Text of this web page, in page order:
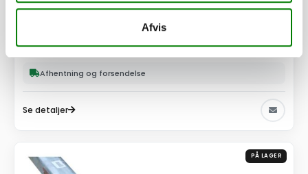
Afvis
Surringsøje 41x26mm, plade
6,40kr.ekskl. moms
Afhentning og forsendelse
Se detaljer
PÅ LAGER